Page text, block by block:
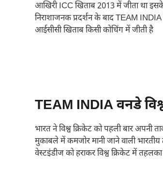
आखिरी ICC खिताब 2013 में जीता था
निराशाजनक प्रदर्शन के बाद TEAM
आईसीसी खिताब किसी कोचिंग में जीती है
TEAM INDIA वनडे
भारत ने विश्व क्रिकेट को पहली बार
मुकाबले में कमजोर मानी जाने वाली
वेस्टइंडीज को हराकर विश्व क्रिकेट में तहलका